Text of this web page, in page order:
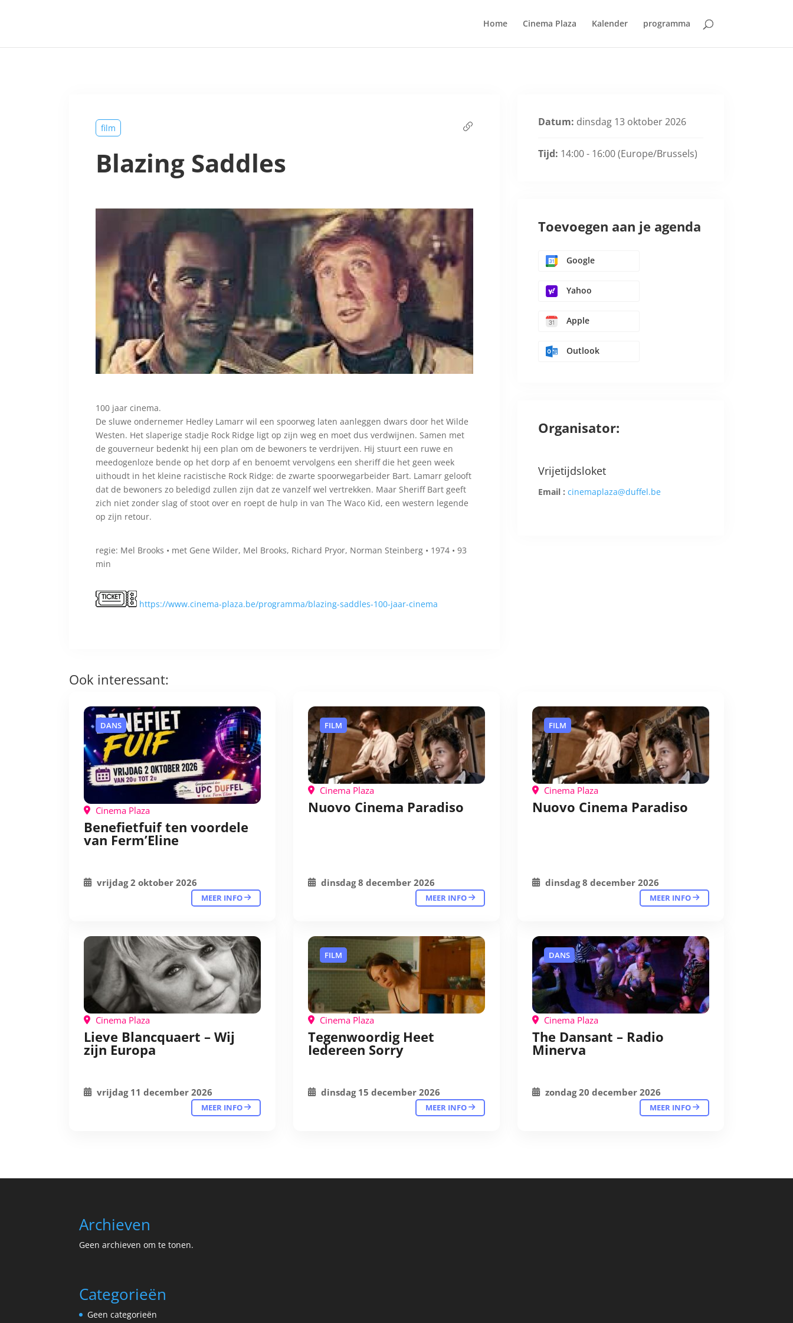
Home Cinema Plaza Kalender programma
film
Blazing Saddles
100 jaar cinema.
De sluwe ondernemer Hedley Lamarr wil een spoorweg laten aanleggen dwars door het Wilde
Westen. Het slaperige stadje Rock Ridge ligt op zijn weg en moet dus verdwijnen. Samen met
de gouverneur bedenkt hij een plan om de bewoners te verdrijven. Hij stuurt een ruwe en
meedogenloze bende op het dorp af en benoemt vervolgens een sheriff die het geen week
uithoudt in het kleine racistische Rock Ridge: de zwarte spoorwegarbeider Bart. Lamarr gelooft
dat de bewoners zo beledigd zullen zijn dat ze vanzelf wel vertrekken. Maar Sheriff Bart geeft
zich niet zonder slag of stoot over en roept de hulp in van The Waco Kid, een western legende
op zijn retour.
regie: Mel Brooks • met Gene Wilder, Mel Brooks, Richard Pryor, Norman Steinberg • 1974 • 93
min
https://www.cinema-plaza.be/programma/blazing-saddles-100-jaar-cinema
Datum: dinsdag 13 oktober 2026
Tijd: 14:00 - 16:00(Europe/Brussels)
Toevoegen aan je agenda
Google
Yahoo
Apple
Outlook
Organisator:
Vrijetijdsloket
Email : cinemaplaza@duffel.be
Ook interessant:
DANS
Cinema Plaza
Benefietfuif ten voordele
van Ferm’Eline
vrijdag 2 oktober 2026
MEER INFO
FILM
Cinema Plaza
Nuovo Cinema Paradiso
dinsdag 8 december 2026
MEER INFO
FILM
Cinema Plaza
Nuovo Cinema Paradiso
dinsdag 8 december 2026
MEER INFO
Cinema Plaza
Lieve Blancquaert – Wij
zijn Europa
vrijdag 11 december 2026
MEER INFO
FILM
Cinema Plaza
Tegenwoordig Heet
Iedereen Sorry
dinsdag 15 december 2026
MEER INFO
DANS
Cinema Plaza
The Dansant – Radio
Minerva
zondag 20 december 2026
MEER INFO
Archieven
Geen archieven om te tonen.
Categorieën
Geen categorieën